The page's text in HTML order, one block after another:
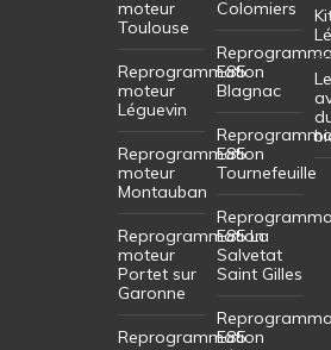
moteur
Toulouse
Reprogrammation
moteur
Léguevin
Reprogrammation
moteur
Montauban
Reprogrammation
moteur
Portet sur
Garonne
Reprogrammation
Colomiers
E85
Blagnac
E85
Tournefeuille
E85 La
Salvetat
Saint Gilles
E85